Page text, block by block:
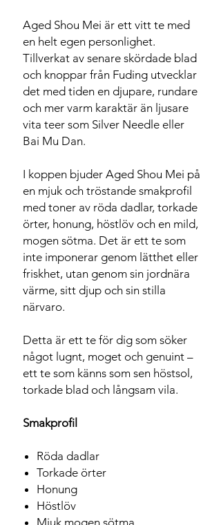
Aged Shou Mei är ett vitt te med
en helt egen personlighet.
Tillverkat av senare skördade blad
och knoppar från Fuding utvecklar
det med tiden en djupare, rundare
och mer varm karaktär än ljusare
vita teer som Silver Needle eller
Bai Mu Dan.
I koppen bjuder Aged Shou Mei på
en mjuk och tröstande smakprofil
med toner av röda dadlar, torkade
örter, honung, höstlöv och en mild,
mogen sötma. Det är ett te som
inte imponerar genom lätthet eller
friskhet, utan genom sin jordnära
värme, sitt djup och sin stilla
närvaro.
Detta är ett te för dig som söker
något lugnt, moget och genuint –
ett te som känns som sen höstsol,
torkade blad och långsam vila.
Smakprofil
Röda dadlar
Torkade örter
Honung
Höstlöv